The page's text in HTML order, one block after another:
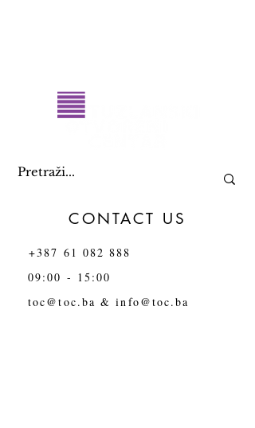
CONTACT US
+387 61 082 888
09:00 - 15:00
toc@toc.ba &info@toc.ba